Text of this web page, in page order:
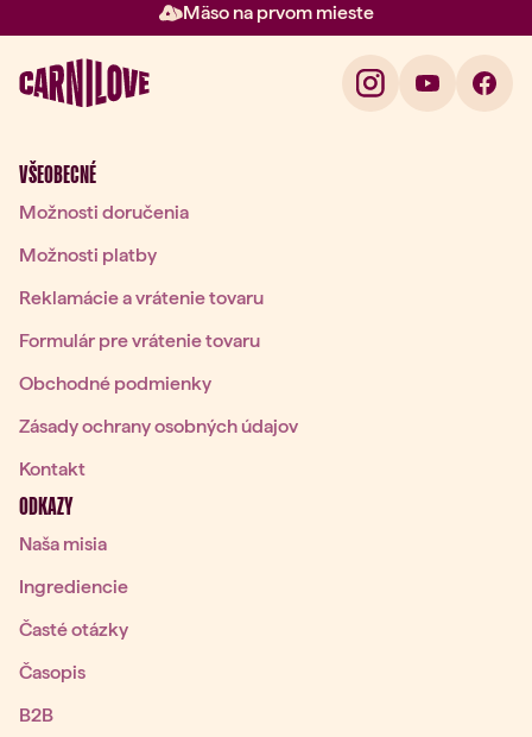
Mäso na prvom mieste
Položka 2 z 3: Mäso na prvom
VŠEOBECNÉ
Možnosti doručenia
Možnosti platby
Reklamácie a vrátenie tovaru
Formulár pre vrátenie tovaru
Obchodné podmienky
Zásady ochrany osobných údajov
Kontakt
ODKAZY
Naša misia
Ingrediencie
Časté otázky
Časopis
B2B